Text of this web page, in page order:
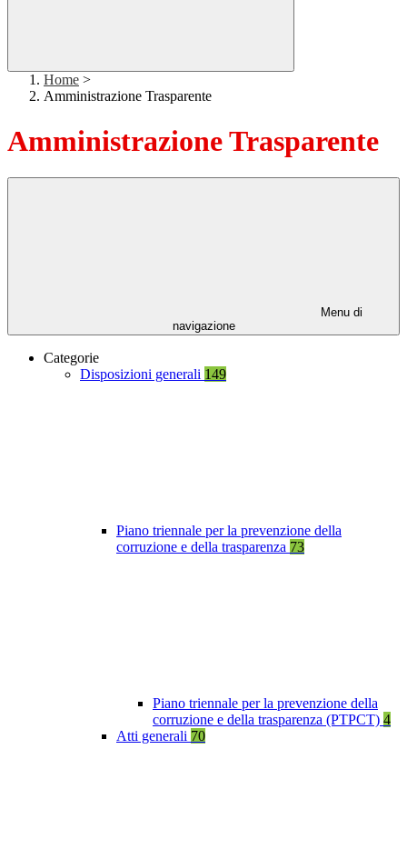
Home >
Amministrazione Trasparente
Amministrazione Trasparente
Menu di
navigazione
Categorie
Disposizioni generali 149
Piano triennale per la prevenzione della
corruzione e della trasparenza 73
Piano triennale per la prevenzione della
corruzione e della trasparenza (PTPCT) 4
Atti generali 70